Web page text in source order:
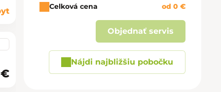
Celková cena
od 0 €
Objednať servis
Nájdi najbližšiu pobočku